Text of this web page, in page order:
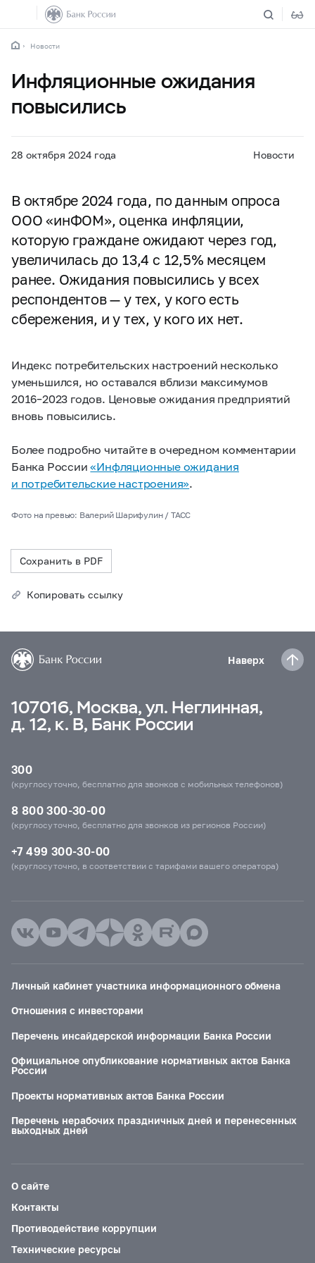
Новости
Инфляционные ожидания
повысились
28 октября 2024 года Новости
В октябре 2024 года, по данным опроса
ООО «инФОМ», оценка инфляции,
которую граждане ожидают через год,
увеличилась до 13,4 с 12,5% месяцем
ранее. Ожидания повысились у всех
респондентов — у тех, у кого есть
сбережения, и у тех, у кого их нет.
Индекс потребительских настроений несколько
уменьшился, но оставался вблизи максимумов
2016–2023 годов. Ценовые ожидания предприятий
вновь повысились.
Более подробно читайте в очередном комментарии
Банка России«Инфляционные ожидания
и потребительские настроения».
Фото на превью: Валерий Шарифулин / ТАСС
Сохранить в PDF
Копировать ссылку
Наверх
107016, Москва, ул. Неглинная,
д. 12, к. В, Банк России
300
(круглосуточно, бесплатно для звонков с мобильных телефонов)
8 800 300-30-00
(круглосуточно, бесплатно для звонков из регионов России)
+7 499 300-30-00
(круглосуточно, в соответствии с тарифами вашего оператора)
Личный кабинет участника информационного обмена
Отношения с инвесторами
Перечень инсайдерской информации Банка России
Официальное опубликование нормативных актов Банка
России
Проекты нормативных актов Банка России
Перечень нерабочих праздничных дней и перенесенных
выходных дней
О сайте
Контакты
Противодействие коррупции
Технические ресурсы